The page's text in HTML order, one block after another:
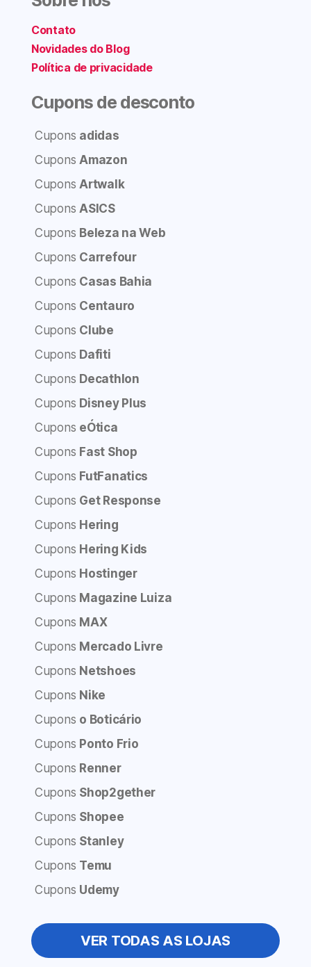
Contato
Novidades do Blog
Política de privacidade
Cupons de desconto
Cupons adidas
CuponsAmazon
CuponsArtwalk
CuponsASICS
Cupons Beleza na Web
Cupons Carrefour
Cupons Casas Bahia
Cupons Centauro
Cupons Clube
Cupons Dafiti
Cupons Decathlon
Cupons Disney Plus
Cupons eÓtica
Cupons Fast Shop
Cupons FutFanatics
Cupons Get Response
Cupons Hering
Cupons Hering Kids
Cupons Hostinger
Cupons Magazine Luiza
Cupons MAX
Cupons Mercado Livre
Cupons Netshoes
Cupons Nike
Cupons o Boticário
Cupons Ponto Frio
Cupons Renner
Cupons Shop2gether
Cupons Shopee
Cupons Stanley
Cupons Temu
Cupons Udemy
VER TODAS AS LOJAS